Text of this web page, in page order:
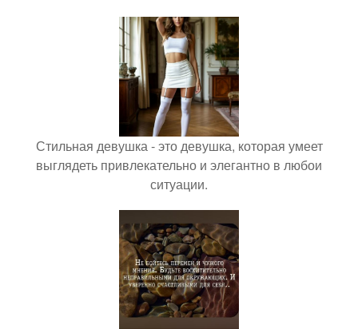
Стильная девушка - это девушка, которая умеет
выглядеть привлекательно и элегантно в любои
ситуации.